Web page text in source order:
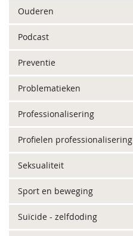
Ouderen
Podcast
Preventie
Problematieken
Professionalisering
Profielen professionalisering
Seksualiteit
Sport en beweging
Suïcide - zelfdoding